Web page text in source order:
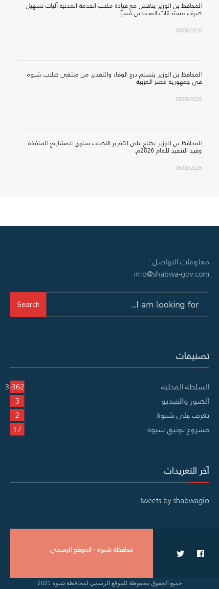
المحافظ بن الوزير يناقش مع قيادة مكتب الخدمة المدنية آليات تسهيل
صرف مستحقات المبعدين قسرًا.
06/08/2026
المحافظ بن الوزير يتسلم درع الوفاء والتقدير من ملتقى طلاب شبوة
في جمهورية مصر العربية
06/08/2026
المحافظ بن الوزير يطلع على التقرير النصف سنوي للمشاريع المنفذة
وقيد التنفيذ للعام 2026م.
06/08/2026
معلومات التواصل :
info@shabwa-gov.com
Search
تصنيفات
السلطة المحلية
3٬362
الصور والفيديو
3
تعرف على شبوة
2
مشروع توثيق شبوة
17
آخر التغريدات
Tweets by shabwagio
محافظة شبوة - الموقع الرسمي
جميع الحقوق محفوظة للموقع الرسمي لمحافظة شبوة 2021